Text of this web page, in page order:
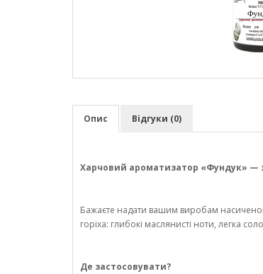
Опис Відгуки (0)
Харчовий ароматизатор «Фундук» —
Бажаєте надати вашим виробам
горіха: глибокі маслянисті ноти, легка
Де застосовувати?